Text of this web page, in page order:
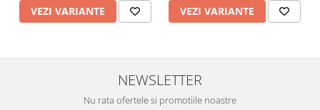
VEZI VARIANTE VEZI VARIANTE
NEWSLETTER
Nu rata ofertele si promotiile noastre